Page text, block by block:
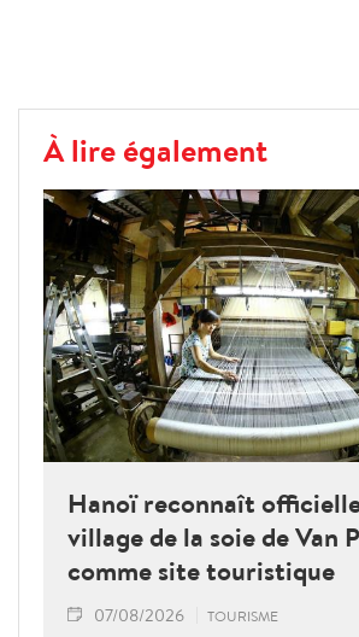
À lire également
Hanoï reconnaît
village de la soie de Van
comme site touristique
07/08/2026 TOURISME